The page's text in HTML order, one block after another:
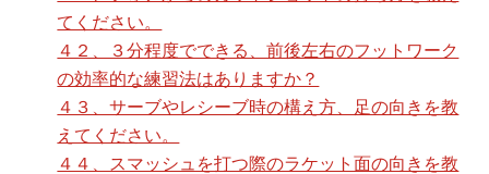
てください。
４２、３分程度でできる、前後左右のフットワーク
の効率的な練習法はありますか？
４３、サーブやレシーブ時の構え方、足の向きを教
えてください。
４４、スマッシュを打つ際のラケット面の向きを教